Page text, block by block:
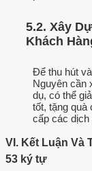
5.2. Xây
Khách
Để thu hút
Nguyên cần
dụ, có thể
tốt, tặng quà
cấp các dịch
VI. Kết Luận Và
53 ký tự